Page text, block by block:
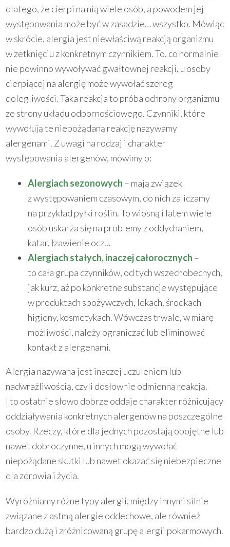
dlatego, że cierpi na nią wiele osób, a powodem jej
występowania może być w zasadzie… wszystko. Mówiąc
w skrócie, alergia jest niewłaściwą reakcją organizmu
w zetknięciu z konkretnym czynnikiem. To, co normalnie
nie powinno wywoływać gwałtownej reakcji, u osoby
cierpiącej na alergię może wywołać szereg
dolegliwości. Taka reakcja to próba ochrony organizmu
ze strony układu odpornościowego. Czynniki, które
wywołują te niepożądaną reakcję nazywamy
alergenami. Z uwagi na rodzaj i charakter
występowania alergenów, mówimy o:
Alergiach sezonowych – mają związek
z występowaniem czasowym, do nich zaliczamy
na przykład pyłki roślin. To wiosną i latem wiele
osób uskarża się na problemy z oddychaniem,
katar, łzawienie oczu.
Alergiach stałych, inaczej całorocznych –
to cała grupa czynników, od tych wszechobecnych,
jak kurz, aż po konkretne substancje występujące
w produktach spożywczych, lekach, środkach
higieny, kosmetykach. Wówczas trwale, w miarę
możliwości, należy ograniczać lub eliminować
kontakt z alergenami.
Alergia nazywana jest inaczej uczuleniem lub
nadwrażliwością, czyli dosłownie odmienną reakcją.
I to ostatnie słowo dobrze oddaje charakter różnicujący
oddziaływania konkretnych alergenów na poszczególne
osoby. Rzeczy, które dla jednych pozostają obojętne lub
nawet dobroczynne, u innych mogą wywołać
niepożądane skutki lub nawet okazać się niebezpieczne
dla zdrowia i życia.
Wyróżniamy różne typy alergii, między innymi silnie
związane z astmą alergie oddechowe, ale również
bardzo dużą i zróżnicowaną grupę alergii pokarmowych.